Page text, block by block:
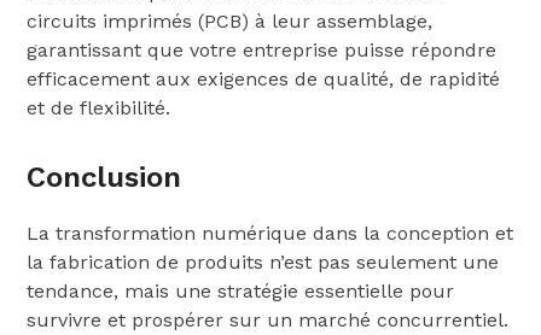
circuits imprimés (PCB) à leur assemblage,
garantissant que votre entreprise puisse répondre
efficacement aux exigences de qualité, de rapidité
et de flexibilité.
Conclusion
La transformation numérique dans la conception et
la fabrication de produits n’est pas seulement une
tendance, mais une stratégie essentielle pour
survivre et prospérer sur un marché concurrentiel.